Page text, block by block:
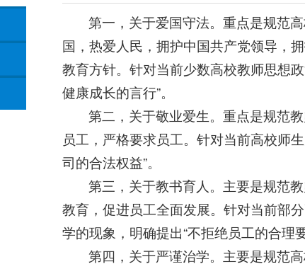
第一，关于爱国守法。重点是规范
国，热爱人民，拥护中国共产党领导，
教育方针。针对当前少数高校教师思想
健康成长的言行”。
第二，关于敬业爱生。重点是规范
员工，严格要求员工。针对当前高校师
司的合法权益”。
第三，关于教书育人。主要是规范
教育，促进员工全面发展。针对当前部
学的现象，明确提出“不拒绝员工的合理
第四，关于严谨治学。主要是规范